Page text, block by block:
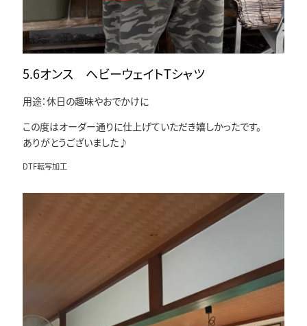
5.6オンス ヘビーウェイトTシャツ
用途：休日の趣味やおでかけに
この度はオーダー通りに仕上げていただき嬉しかったです。
ありがとうございました♪
DTF転写加工